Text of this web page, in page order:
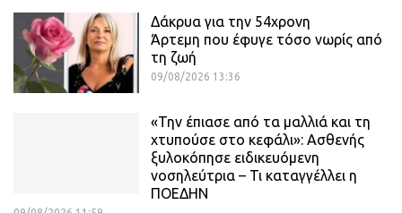
Δάκρυα για την 54χρονη
Άρτεμη που έφυγε τόσο νωρίς από
τη ζωή
09/08/2026 13:36
«Την έπιασε από τα μαλλιά και τη
χτυπούσε στο κεφάλι»: Ασθενής
ξυλοκόπησε ειδικευόμενη
νοσηλεύτρια – Τι καταγγέλλει η
ΠΟΕΔΗΝ